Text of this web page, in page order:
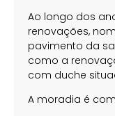
Ao longo dos
renovações,
pavimento da
como a
com duche
A moradia é